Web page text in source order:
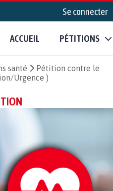
Se connecter
ACCUEIL PÉTITIONS
santé
Pétition contre le
Urgence )